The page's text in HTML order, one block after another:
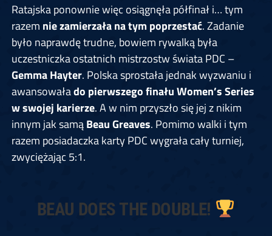
Ratajska ponownie więc osiągnęła półfinał i… tym
razem nie zamierzała na tym poprzestać. Zadanie
było naprawdę trudne, bowiem rywalką była
uczestniczka ostatnich mistrzostw świata PDC –
Gemma Hayter. Polska sprostała jednak wyzwaniu i
awansowałado pierwszego finału Women’s Series
w swojej karierze. A w nim przyszło się jej z nikim
innym jak samąBeau Greaves. Pomimo walki i tym
razem posiadaczka karty PDC wygrała cały turniej,
zwyciężając 5:1.
BEAU DOES THE DOUBLE!